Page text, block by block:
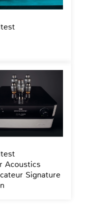
Acoustics
Signature